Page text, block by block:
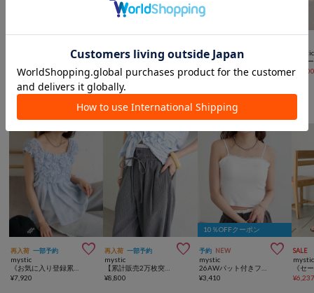
2,475 ( 50%OFF)
mystic
¥2,475 (50%OFF)
mystic
ダブルブリッジメガネ
¥ 2,750 (50%OFF)
mystic
¥
mysticからのおすすめ
再入荷 一部予約 
mystic
¥7,920
再入荷 一部予約 
mystic
¥8,800
10％OFFクーポン
予約 NEW 
mystic
¥3,410
SALE
mystic
¥